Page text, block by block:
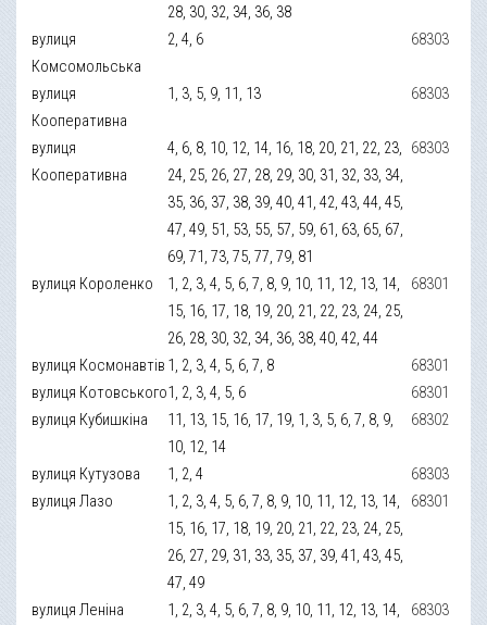
28, 30, 32, 34, 36, 38
вулиця
Комсомольська
2, 4, 6 68303
вулиця
Кооперативна
1, 3, 5, 9, 11, 13 68303
вулиця
Кооперативна
4, 6, 8, 10, 12, 14, 16, 18, 20, 21, 22, 23,
24, 25, 26, 27, 28, 29, 30, 31, 32, 33, 34,
35, 36, 37, 38, 39, 40, 41, 42, 43, 44, 45,
47, 49, 51, 53, 55, 57, 59, 61, 63, 65, 67,
69, 71, 73, 75, 77, 79, 81
68303
вулиця Короленко
1, 2, 3, 4, 5, 6, 7, 8, 9, 10, 11, 12, 13, 14,
15, 16, 17, 18, 19, 20, 21, 22, 23, 24, 25,
26, 28, 30, 32, 34, 36, 38, 40, 42, 44
68301
вулиця Космонавтів 1, 2, 3, 4, 5, 6, 7, 8
68301
вулиця Котовського1, 2, 3, 4, 5, 6
68301
вулиця Кубишкіна
11, 13, 15, 16, 17, 19, 1, 3, 5, 6, 7, 8, 9,
10, 12, 14
68302
вулиця Кутузова 1, 2, 4
68303
вулиця Лазо
1, 2, 3, 4, 5, 6, 7, 8, 9, 10, 11, 12, 13, 14,
15, 16, 17, 18, 19, 20, 21, 22, 23, 24, 25,
26, 27, 29, 31, 33, 35, 37, 39, 41, 43, 45,
47, 49
68301
вулиця Леніна
1, 2, 3, 4, 5, 6, 7, 8, 9, 10, 11, 12, 13, 14,
68303